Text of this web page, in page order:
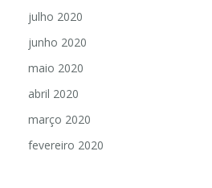
julho 2020
junho 2020
maio 2020
abril 2020
março 2020
fevereiro 2020